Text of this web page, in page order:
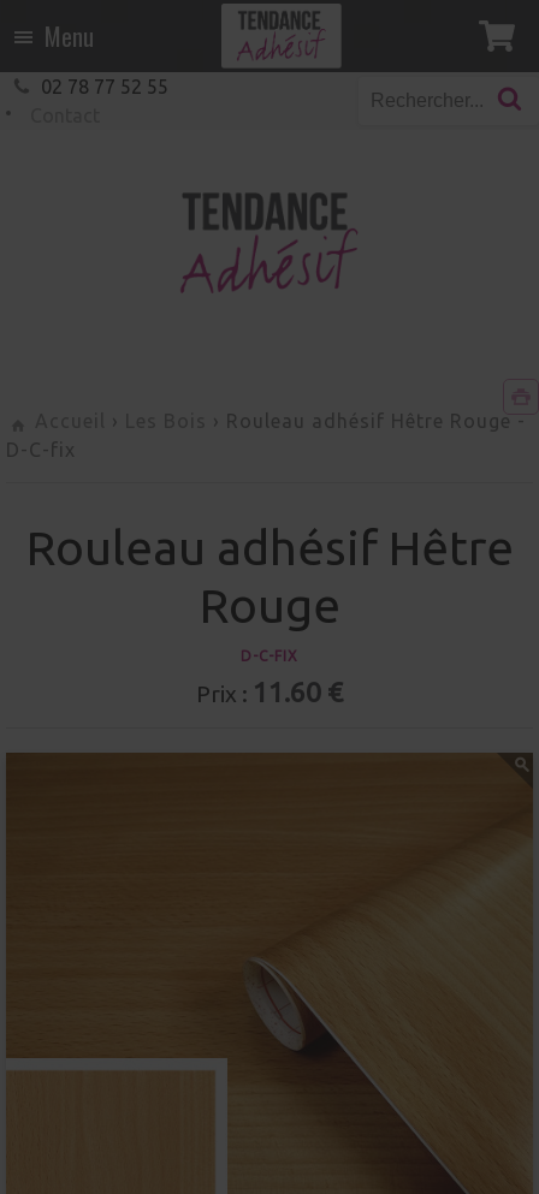
Menu
02 78 77 52 55
› › Rouleau adhésif Hêtre Rouge -
D-C-fix
Rouleau adhésif Hêtre
Rouge
D-C-FIX
Prix : 11.60 €